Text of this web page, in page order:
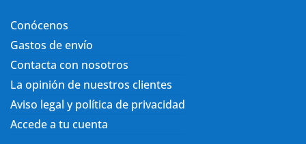
Conócenos
Gastos de envío
Contacta con nosotros
La opinión de nuestros clientes
Aviso legal y política de privacidad
Accede a tu cuenta